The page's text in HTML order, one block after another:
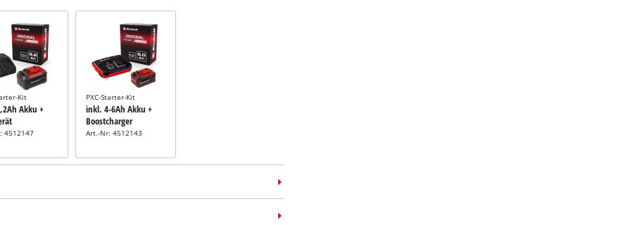
Kit
Akku +
4512147
PXC-Starter-Kit
inkl. 4-6Ah Akku +
Boostcharger
Art.-Nr: 4512143